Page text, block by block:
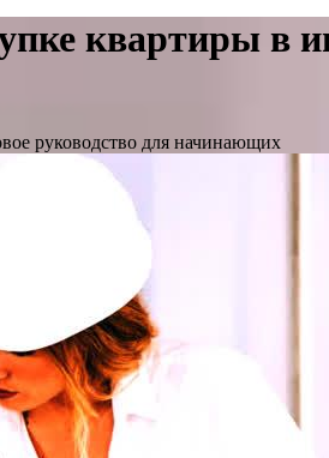
квартиры в
руководство для начинающих